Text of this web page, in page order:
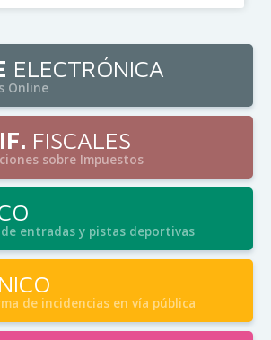
ELECTRÓNICA
Online
FISCALES
sobre Impuestos
de entradas y pistas deportivas
NICO
de incidencias en vía pública